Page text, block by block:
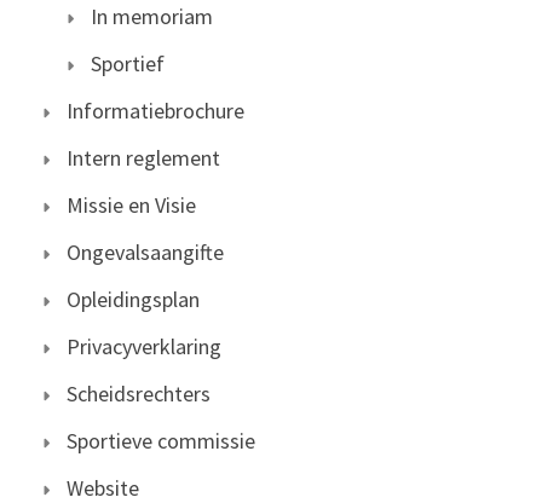
In memoriam
Sportief
Informatiebrochure
Intern reglement
Missie en Visie
Ongevalsaangifte
Opleidingsplan
Privacyverklaring
Scheidsrechters
Sportieve commissie
Website